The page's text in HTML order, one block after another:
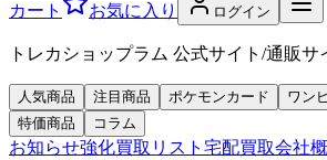
カート お気に入り ログイン
トレカショップラム 公式サイト/通販サ
人気商品 注目商品 ポケモンカード ワン
特価商品
コラム
お知らせ強化買取リスト 宅配買取会社